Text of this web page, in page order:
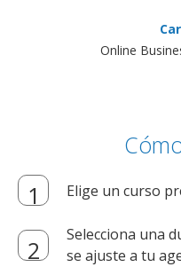
Online
Elige un curso
Selecciona una
se ajuste a tu